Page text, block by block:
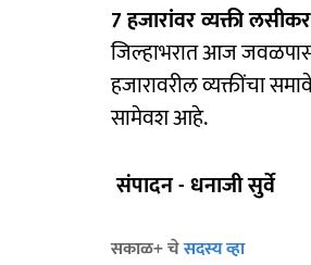
7 हजारांवर व्यक्ती
जिल्हाभरात आज
हजारावरील व्यक्तींचा
सामेवश आहे.
संपादन - धनाजी सुर्वे
सकाळ+ चेसदस्य व्हा